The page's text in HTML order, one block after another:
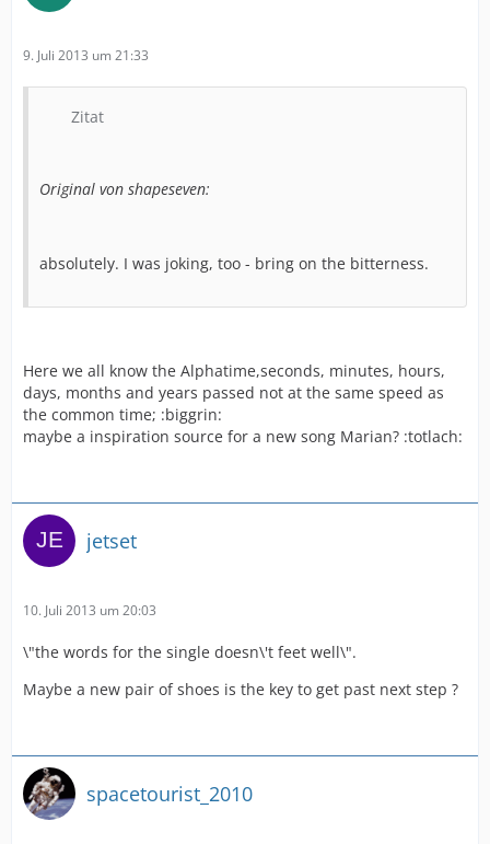
9. Juli 2013 um 21:33
Zitat
Original von shapeseven:
absolutely. I was joking, too - bring on the bitterness.
Here we all know the Alphatime,seconds, minutes, hours,
days, months and years passed not at the same speed as
the common time; :biggrin:
maybe a inspiration source for a new song Marian? :totlach:
jetset
10. Juli 2013 um 20:03
\"the words for the single doesn\'t feet well\".
Maybe a new pair of shoes is the key to get past next step ?
spacetourist_2010